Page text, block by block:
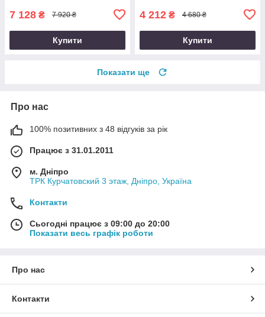
7 128 ₴ 7 920 ₴
Купити
4 212 ₴ 4 680 ₴
Купити
Показати ще
Про нас
100% позитивних з 48 відгуків за рік
Працює з 31.01.2011
м. Дніпро
ТРК Курчатовский 3 этаж, Дніпро, Україна
Контакти
Сьогодні працює з 09:00 до 20:00
Показати весь графік роботи
Про нас
Контакти